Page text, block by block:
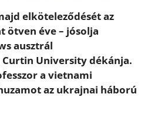
elköteleződését az
ötven éve – jósolja
ausztrál
University dékánja.
a vietnami
az ukrajnai háború